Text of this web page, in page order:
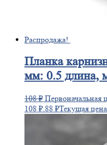
Распродажа!
Планка
мм: 0.5 длина,
108₽ Первоначальная
108 ₽.88 ₽Текущая